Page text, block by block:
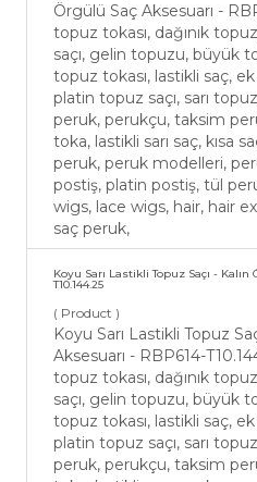
Örgülü Saç Aksesuarı -
topuz tokası, dağınık
saçı, gelin topuzu, büyük
topuz tokası, lastikli saç,
platin topuz saçı, sarı
peruk, perukçu, taksim
toka, lastikli sarı saç, kısa
peruk, peruk modelleri,
postiş, platin postiş, tül
wigs, lace wigs, hair, hair
saç peruk,
Koyu Sarı Lastikli Topuz Saçı -
T10.144.25
( Product )
Koyu Sarı Lastikli Topuz
Aksesuarı - RBP614-
topuz tokası, dağınık
saçı, gelin topuzu, büyük
topuz tokası, lastikli saç,
platin topuz saçı, sarı
peruk, perukçu, taksim